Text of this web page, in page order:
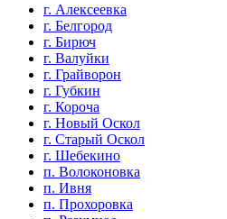
г. Алексеевка
г. Белгород
г. Бирюч
г. Валуйки
г. Грайворон
г. Губкин
г. Короча
г. Новый Оскол
г. Старый Оскол
г. Шебекино
п. Волоконовка
п. Ивня
п. Прохоровка